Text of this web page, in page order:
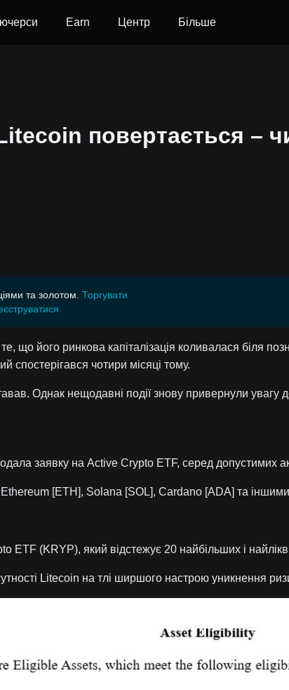
Earn Центр Більше
повертається –
та золотом. Торгувати
що його ринкова капіталізація коливалася біля
спостерігався чотири місяці тому.
Однак нещодавні події знову привернули увагу
заявку на Active Crypto ETF, серед допустимих
[ETH], Solana [SOL], Cardano [ADA] та
(KRYP), який відстежує 20 найбільших і
Litecoin на тлі ширшого настрою уникнення